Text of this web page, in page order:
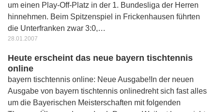
um einen Play-Off-Platz in der 1. Bundesliga der Herren
hinnehmen. Beim Spitzenspiel in Frickenhausen führten
die Unterfranken zwar 3:0,…
28.01.2007
Heute erscheint das neue bayern tischtennis
online
bayern tischtennis online: Neue Ausgabe!In der neuen
Ausgabe von bayern tischtennis onlinedreht sich fast alles
um die Bayerischen Meisterschaften mit folgenden